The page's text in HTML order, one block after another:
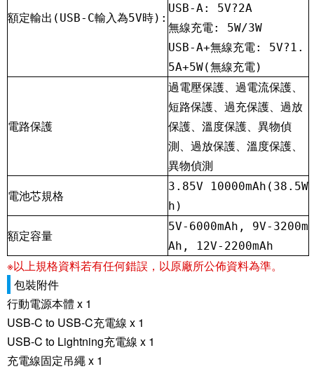
額定輸出(USB-C輸入為5V時):
USB-A: 5V?2A
無線充電: 5W/3W
USB-A+無線充電: 5V? 1.
5A+5W(無線充電)
電路保護
過電壓保護、過電流保護、
短路保護、過充保護、過放
保護、溫度保護、異物偵
測、過放保護、溫度保護、
異物偵測
電池芯規格
3.85V 10000mAh(38.5W
h)
額定容量
5V-6000mAh, 9V-3200m
Ah, 12V-2200mAh
※以上規格資料若有任何錯誤，以原廠所公佈資料為準。
包裝附件
行動電源本體 x 1
USB-C to USB-C充電線 x 1
USB-C to Lightning充電線 x 1
充電線固定吊繩 x 1